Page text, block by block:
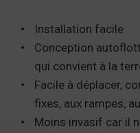
Installation facile
Conception
qui convient à la
Facile à déplacer,
fixes, aux rampes,
Moins invasif car il